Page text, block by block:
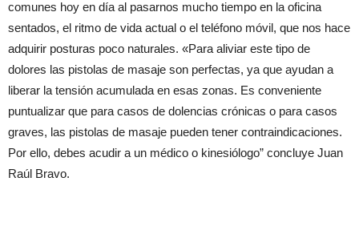
comunes hoy en día al pasarnos mucho tiempo en la oficina
sentados, el ritmo de vida actual o el teléfono móvil, que nos hace
adquirir posturas poco naturales. «Para aliviar este tipo de
dolores las pistolas de masaje son perfectas, ya que ayudan a
liberar la tensión acumulada en esas zonas. Es conveniente
puntualizar que para casos de dolencias crónicas o para casos
graves, las pistolas de masaje pueden tener contraindicaciones.
Por ello, debes acudir a un médico o kinesiólogo” concluye Juan
Raúl Bravo.